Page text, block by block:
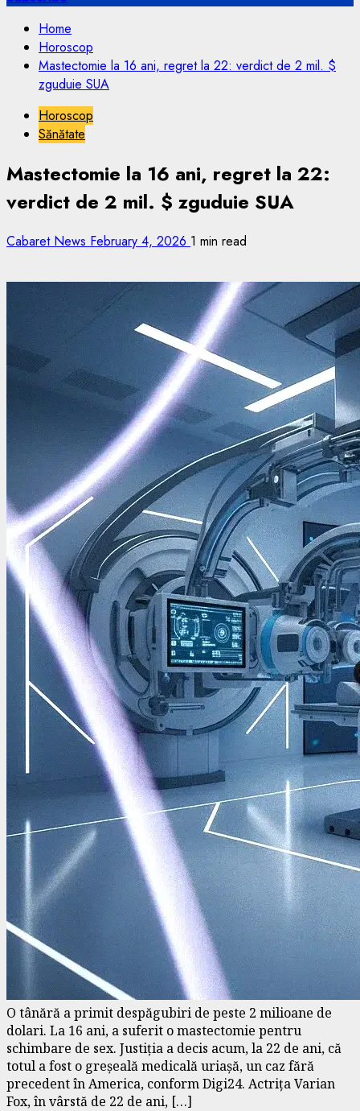
Home
Horoscop
Mastectomie la 16 ani, regret la 22: verdict de 2 mil. $
zguduie SUA
Horoscop
Sănătate
Mastectomie la 16 ani, regret la 22:
verdict de 2 mil. $ zguduie SUA
Cabaret News February 4, 2026 1 min read
O tânără a primit despăgubiri de peste 2 milioane de
dolari. La 16 ani, a suferit o mastectomie pentru
schimbare de sex. Justiția a decis acum, la 22 de ani, că
totul a fost o greșeală medicală uriașă, un caz fără
precedent în America, conform Digi24. Actrița Varian
Fox, în vârstă de 22 de ani, […]